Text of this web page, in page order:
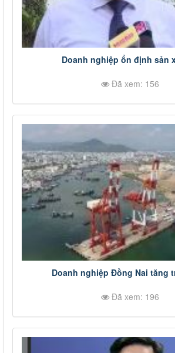
Doanh nghiệp ổn định sản
Đã xem: 156
Doanh nghiệp Đồng Nai tăng
Đã xem: 196